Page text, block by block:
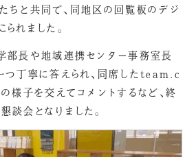
と共同で、同地区の回覧板のデジ
れました。
部長や地域連携センター事務室長
つ丁寧に答えられ、同席したteam.c
様子を交えてコメントするなど、終
談会となりました。